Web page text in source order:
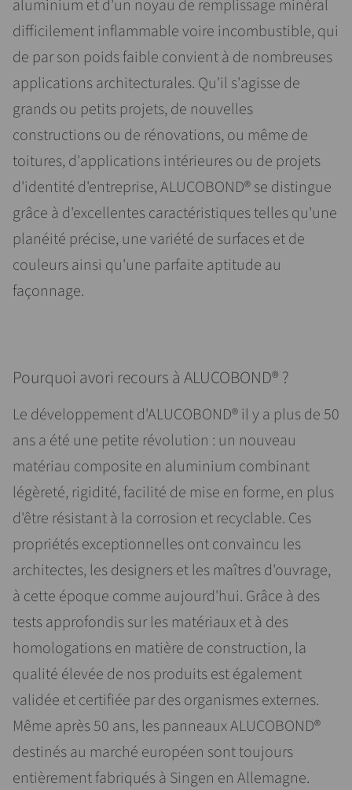
aluminium et d'un noyau de remplissage minéral
difficilement inflammable voire incombustible, qui
de par son poids faible convient à de nombreuses
applications architecturales. Qu'il s'agisse de
grands ou petits projets, de nouvelles
constructions ou de rénovations, ou même de
toitures, d'applications intérieures ou de projets
d'identité d'entreprise, ALUCOBOND® se distingue
grâce à d'excellentes caractéristiques telles qu'une
planéité précise, une variété de surfaces et de
couleurs ainsi qu'une parfaite aptitude au
façonnage.
Pourquoi avori recours à ALUCOBOND® ?
Le développement d'ALUCOBOND® il y a plus de 50
ans a été une petite révolution : un nouveau
matériau composite en aluminium combinant
légèreté, rigidité, facilité de mise en forme, en plus
d'être résistant à la corrosion et recyclable. Ces
propriétés exceptionnelles ont convaincu les
architectes, les designers et les maîtres d'ouvrage,
à cette époque comme aujourd'hui. Grâce à des
tests approfondis sur les matériaux et à des
homologations en matière de construction, la
qualité élevée de nos produits est également
validée et certifiée par des organismes externes.
Même après 50 ans, les panneaux ALUCOBOND®
destinés au marché européen sont toujours
entièrement fabriqués à Singen en Allemagne.